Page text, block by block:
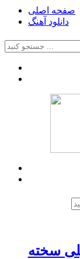
صفحه اصلی
دانلود آهنگ
سخته